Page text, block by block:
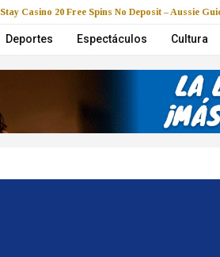
Stay Casino 20 Free Spins No Deposit – Aussie
Deportes Espectáculos Cultura